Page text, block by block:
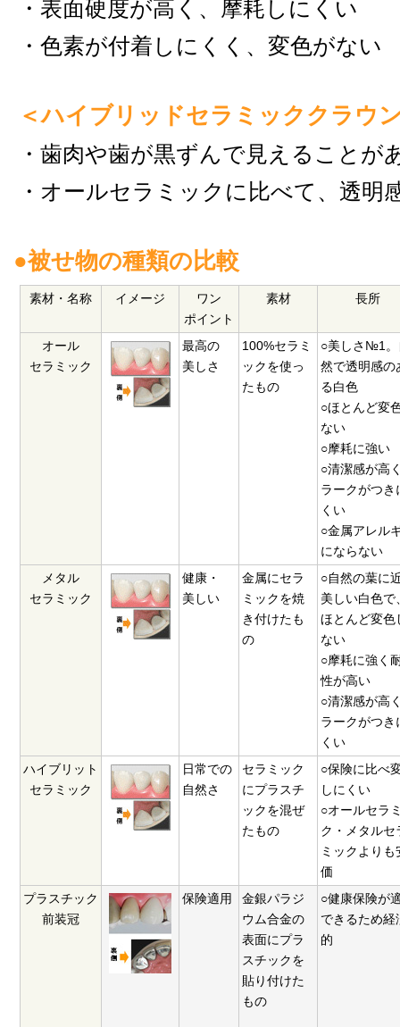
・表面硬度が高く、摩耗しにくい
・色素が付着しにくく、変色がない
＜ハイブリッドセラミッククラウ
・歯肉や歯が黒ずんで見えることが
・オールセラミックに比べて、透明
●被せ物の種類の比較
素材・名称 イメージ
ワン
ポイント
素材 長所
オール
セラミック
最高の
美しさ
100%セラミ
ックを使っ
たもの
○美しさ№1。
然で透明感の
る白色
○ほとんど変
ない
○摩耗に強い
○清潔感が高
ラークがつき
くい
○金属アレル
にならない
メタル
セラミック
健康・
美しい
金属にセラ
ミックを焼
き付けたも
の
○自然の葉に
美しい白色で
ほとんど変色
ない
○摩耗に強く
性が高い
○清潔感が高
ラークがつき
くい
ハイブリット
セラミック
日常での
自然さ
セラミック
にプラスチ
ックを混ぜ
たもの
○保険に比べ
しにくい
○オールセラ
ク・メタルセ
ミックよりも
価
プラスチック
前装冠
保険適用
金銀パラジ
ウム合金の
表面にプラ
スチックを
貼り付けた
もの
○健康保険が
できるため経
的